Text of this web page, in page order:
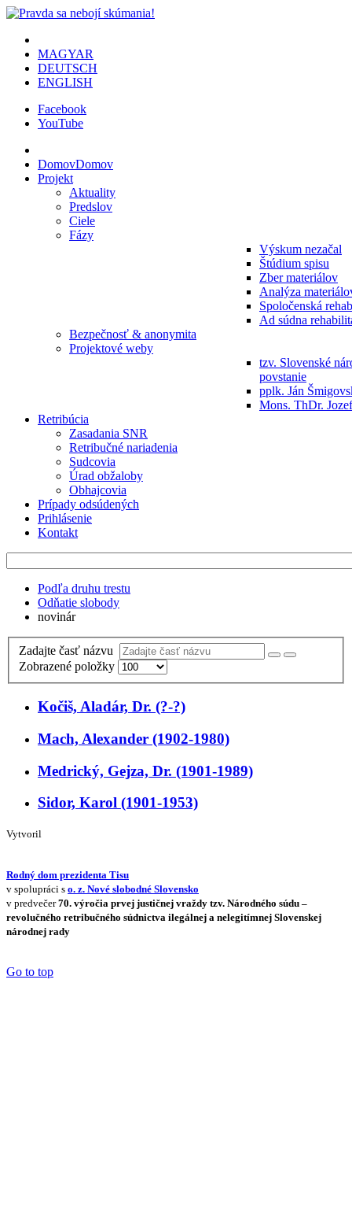
MAGYAR
DEUTSCH
ENGLISH
Facebook
YouTube
DomovDomov
Projekt
Aktuality
Predslov
Ciele
Fázy
Výskum nezačal
Štúdium spisu
Zber materiálov
Analýza
Spoločenská
Ad súdna
Bezpečnosť & anonymita
Projektové weby
tzv. Slovenské
povstanie
pplk. Ján
Mons. ThDr.
Retribúcia
Zasadania SNR
Retribučné nariadenia
Sudcovia
Úrad obžaloby
Obhajcovia
Prípady odsúdených
Prihlásenie
Kontakt
Podľa druhu trestu
Odňatie slobody
novinár
Zadajte časť názvu
Zobrazené položky
Kočiš, Aladár, Dr. (?-?)
Mach, Alexander (1902-1980)
Medrický, Gejza, Dr. (1901-1989)
Sidor, Karol (1901-1953)
Vytvoril
Rodný dom prezidenta Tisu
v spolupráci s o. z. Nové slobodné Slovensko
v predvečer70. výročia prvej justičnej vraždy tzv. Národného súdu –
revolučného retribučného súdnictva ilegálnej a nelegitímnej Slovenskej
národnej rady
Go to top